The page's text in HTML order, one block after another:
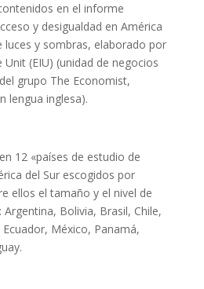
en el informe
y desigualdad en América
y sombras, elaborado por
(EIU) (unidad de negocios
grupo The Economist,
lengua inglesa).
12 «países de estudio de
del Sur escogidos por
ellos el tamaño y el nivel de
Bolivia, Brasil, Chile,
México, Panamá,